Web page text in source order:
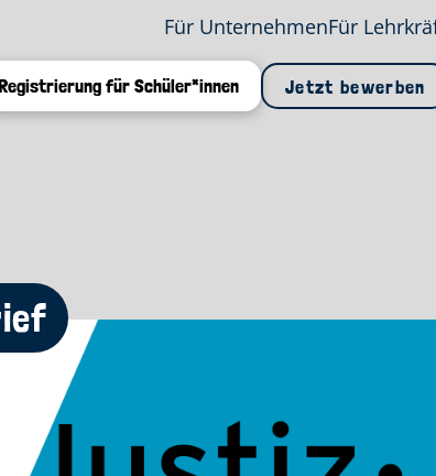
Für UnternehmenFür
für Schüler*innen Jetzt bewerben